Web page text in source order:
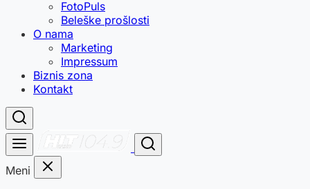
FotoPuls
Beleške prošlosti
O nama
Marketing
Impressum
Biznis zona
Kontakt
Meni